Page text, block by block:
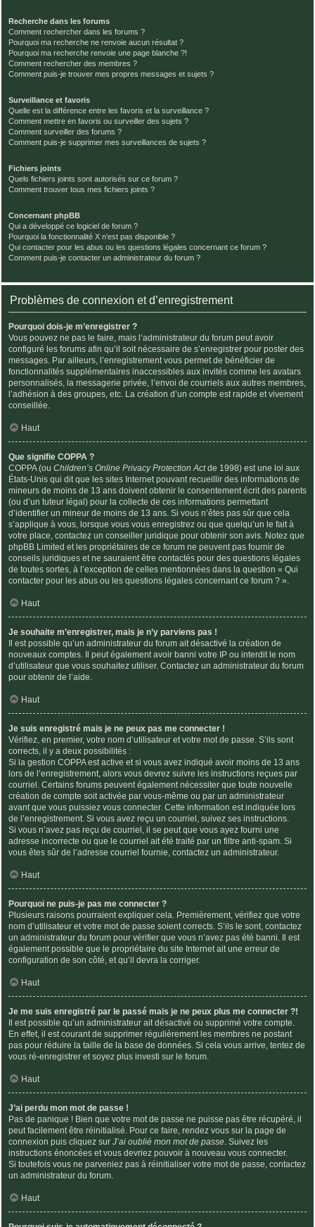
Recherche dans les forums
Comment rechercher dans les forums ?
Pourquoi ma recherche ne renvoie aucun résultat ?
Pourquoi ma recherche renvoie une page blanche ?!
Comment rechercher des membres ?
Comment puis-je trouver mes propres messages et sujets ?
Surveillance et favoris
Quelle est la différence entre les favoris et la surveillance ?
Comment mettre en favoris ou surveiller des sujets ?
Comment surveiller des forums ?
Comment puis-je supprimer mes surveillances de sujets ?
Fichiers joints
Quels fichiers joints sont autorisés sur ce forum ?
Comment trouver tous mes fichiers joints ?
Concernant phpBB
Qui a développé ce logiciel de forum ?
Pourquoi la fonctionnalité X n’est pas disponible ?
Qui contacter pour les abus ou les questions légales concernant ce forum ?
Comment puis-je contacter un administrateur du forum ?
Problèmes de connexion et d’enregistrement
Pourquoi dois-je m’enregistrer ?
Vous pouvez ne pas le faire, mais l’administrateur du forum peut avoir
configuré les forums afin qu’il soit nécessaire de s’enregistrer pour poster des
messages. Par ailleurs, l’enregistrement vous permet de bénéficier de
fonctionnalités supplémentaires inaccessibles aux invités comme les avatars
personnalisés, la messagerie privée, l’envoi de courriels aux autres membres,
l’adhésion à des groupes, etc. La création d’un compte est rapide et vivement
conseillée.
Haut
Que signifie COPPA ?
COPPA (ou Children’s Online Privacy Protection Actde 1998) est une loi aux
États-Unis qui dit que les sites Internet pouvant recueillir des informations de
mineurs de moins de 13 ans doivent obtenir le consentement écrit des parents
(ou d’un tuteur légal) pour la collecte de ces informations permettant
d’identifier un mineur de moins de 13 ans. Si vous n’êtes pas sûr que cela
s’applique à vous, lorsque vous vous enregistrez ou que quelqu’un le fait à
votre place, contactez un conseiller juridique pour obtenir son avis. Notez que
phpBB Limited et les propriétaires de ce forum ne peuvent pas fournir de
conseils juridiques et ne sauraient être contactés pour des questions légales
de toutes sortes, à l’exception de celles mentionnées dans la question « Qui
contacter pour les abus ou les questions légales concernant ce forum ? ».
Haut
Je souhaite m’enregistrer, mais je n’y parviens pas !
Il est possible qu’un administrateur du forum ait désactivé la création de
nouveaux comptes. Il peut également avoir banni votre IP ou interdit le nom
d’utilisateur que vous souhaitez utiliser. Contactez un administrateur du forum
pour obtenir de l’aide.
Haut
Je suis enregistré mais je ne peux pas me connecter !
Vérifiez, en premier, votre nom d’utilisateur et votre mot de passe. S’ils sont
corrects, il y a deux possibilités :
Si la gestion COPPA est active et si vous avez indiqué avoir moins de 13 ans
lors de l’enregistrement, alors vous devrez suivre les instructions reçues par
courriel. Certains forums peuvent également nécessiter que toute nouvelle
création de compte soit activée par vous-même ou par un administrateur
avant que vous puissiez vous connecter. Cette information est indiquée lors
de l’enregistrement. Si vous avez reçu un courriel, suivez ses instructions.
Si vous n’avez pas reçu de courriel, il se peut que vous ayez fourni une
adresse incorrecte ou que le courriel ait été traité par un filtre anti-spam. Si
vous êtes sûr de l’adresse courriel fournie, contactez un administrateur.
Haut
Pourquoi ne puis-je pas me connecter ?
Plusieurs raisons pourraient expliquer cela. Premièrement, vérifiez que votre
nom d’utilisateur et votre mot de passe soient corrects. S’ils le sont, contactez
un administrateur du forum pour vérifier que vous n’avez pas été banni. Il est
également possible que le propriétaire du site Internet ait une erreur de
configuration de son côté, et qu’il devra la corriger.
Haut
Je me suis enregistré par le passé mais je ne peux plus me connecter ?!
Il est possible qu’un administrateur ait désactivé ou supprimé votre compte.
En effet, il est courant de supprimer régulièrement les membres ne postant
pas pour réduire la taille de la base de données. Si cela vous arrive, tentez de
vous ré-enregistrer et soyez plus investi sur le forum.
Haut
J’ai perdu mon mot de passe !
Pas de panique ! Bien que votre mot de passe ne puisse pas être récupéré, il
peut facilement être réinitialisé. Pour ce faire, rendez vous sur la page de
connexion puis cliquez sur J’ai oublié mon mot de passe . Suivez les
instructions énoncées et vous devriez pouvoir à nouveau vous connecter.
Si toutefois vous ne parveniez pas à réinitialiser votre mot de passe, contactez
un administrateur du forum.
Haut